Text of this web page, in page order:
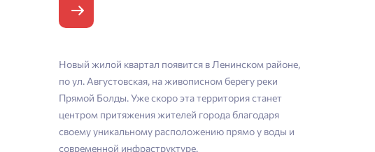
Новый жилой квартал появится в Ленинском районе,
по ул. Августовская, на живописном берегу реки
Прямой Болды. Уже скоро эта территория станет
центром притяжения жителей города благодаря
своему уникальному расположению прямо у воды и
современной инфраструктуре.